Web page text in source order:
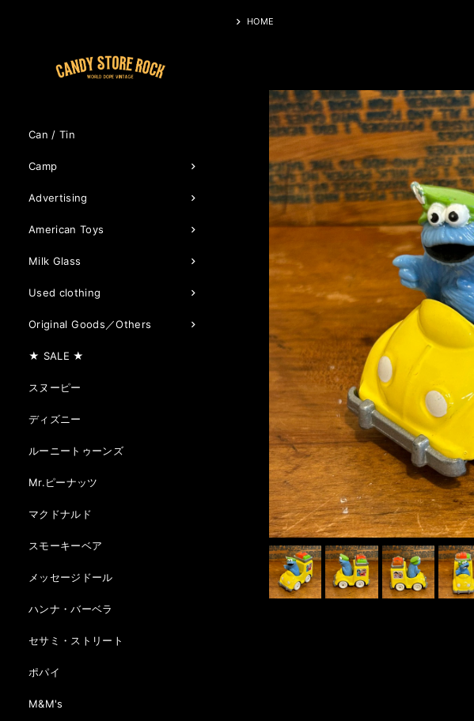
Can / Tin
Camp
Advertising
American Toys
Milk Glass
Used clothing
Original Goods／Others
★ SALE ★
スヌーピー
ディズニー
ルーニートゥーンズ
Mr.ピーナッツ
マクドナルド
スモーキーベア
メッセージドール
ハンナ・バーベラ
セサミ・ストリート
ポパイ
M&M's
HOME